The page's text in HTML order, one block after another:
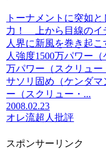
トーナメントに突如
力！ 上から目線のイ
人界に新風を巻き起
人強度1500万パワー
万パワー（スクリュ
サソリ固め（ケンダマ
ー（スクリュー・...
2008.02.23
オレ流超人批評
スポンサーリンク